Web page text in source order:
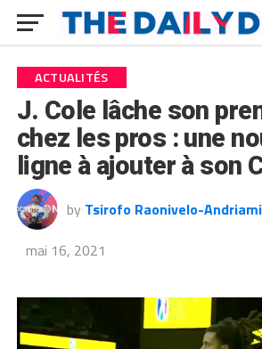
ACTUALITÉS
J. Cole lâche son
chez les pros : une
ligne à ajouter à son
by Tsirofo Raonivelo-
mai 16, 2021